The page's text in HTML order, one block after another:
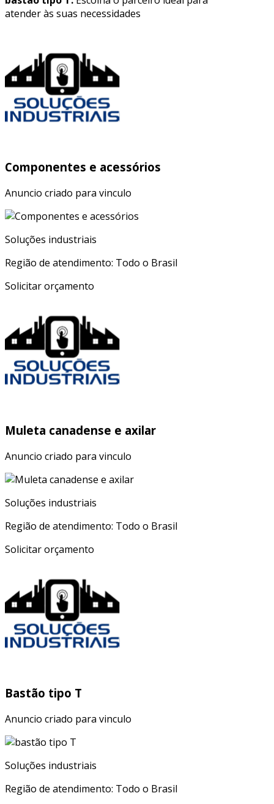
atender às suas necessidades
Componentes e acessórios
Anuncio criado para vinculo
Soluções industriais
Região de atendimento: Todo o Brasil
Solicitar orçamento
Muleta canadense e axilar
Anuncio criado para vinculo
Soluções industriais
Região de atendimento: Todo o Brasil
Solicitar orçamento
Bastão tipo T
Anuncio criado para vinculo
Soluções industriais
Região de atendimento: Todo o Brasil